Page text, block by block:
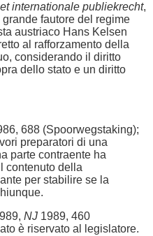
internationale publiekrecht,
fautore del regime
austriaco Hans Kelsen
al rafforzamento della
considerando il diritto
dello stato e un diritto
688 (Spoorwegstaking);
preparatori di una
parte contraente ha
contenuto della
per stabilire se la
NJ 1989, 460
è riservato al legislatore.